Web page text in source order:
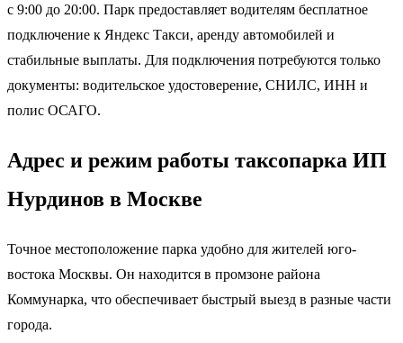
с 9:00 до 20:00. Парк предоставляет водителям бесплатное
подключение к Яндекс Такси, аренду автомобилей и
стабильные выплаты. Для подключения потребуются только
документы: водительское удостоверение, СНИЛС, ИНН и
полис ОСАГО.
Адрес и режим работы таксопарка ИП
Нурдинов в Москве
Точное местоположение парка удобно для жителей юго-
востока Москвы. Он находится в промзоне района
Коммунарка, что обеспечивает быстрый выезд в разные части
города.